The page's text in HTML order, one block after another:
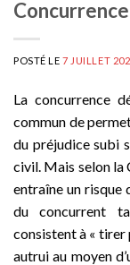
POSTÉ LE7 JUILLET
La concurrence
commun de
du préjudice subi
civil. Mais selon la
entraîne un risque
du concurrent
consistent à «
autrui au moyen